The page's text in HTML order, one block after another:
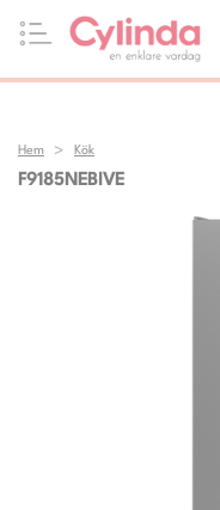
Hem Kök
F9185NEBIVE